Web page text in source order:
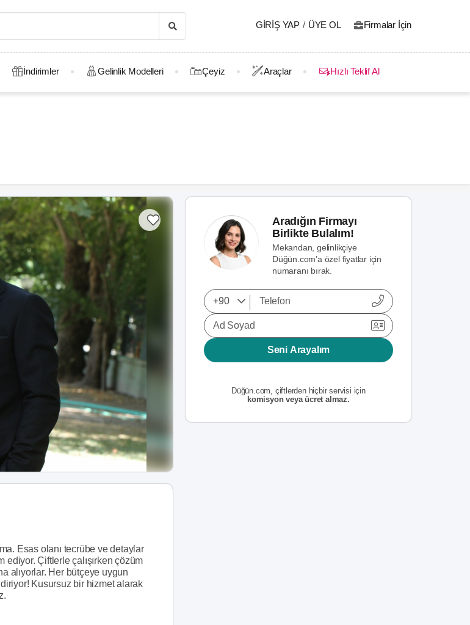
GIRIŞ YAP / ÜYE OL Firmalar İçin
İndirimler Gelinlik Modelleri Çeyiz Araçlar Hızlı Teklif Al
Esas olanı tecrübe ve detaylar
Çiftlerle çalışırken çözüm
alıyorlar. Her bütçeye uygun
Kusursuz bir hizmet alarak
Aradığın Firmayı
Birlikte Bulalım!
Mekandan, gelinlikçiye
Düğün.com’a özel fiyatlar için
numaranı bırak.
Ad Soyad
Seni Arayalım
Düğün.com, çiftlerden hiçbir servisi için
komisyon veya ücret almaz.